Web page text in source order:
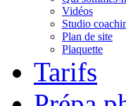
Vidéos
Studio
Plan de site
Plaquette
Tarifs